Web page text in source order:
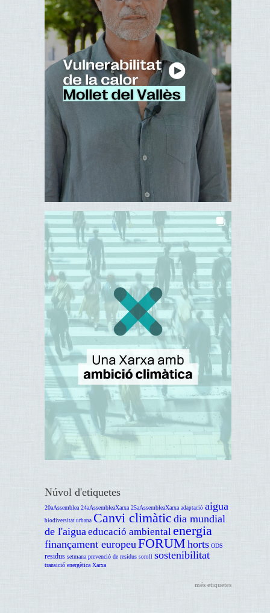
Núvol d'etiquetes
20aAssemblea 24aAssembleaXarxa 25aAssembleaXarxa adaptació aigua
biodiversitat urbana Canvi climàtic dia mundial
de l'aiguaeducació ambientalenergia
finançament europeuFORUM horts ODS
residus setmana prevenció de residus soroll sostenibilitat
transició energètica Xarxa
més etiquetes